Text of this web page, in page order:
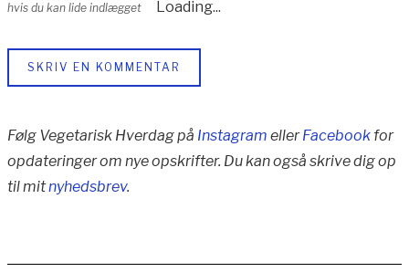
hvis du kan lide indlægget
Loading...
SKRIV EN KOMMENTAR
Følg Vegetarisk Hverdag på Instagram ellerFacebook for
opdateringer om nye opskrifter. Du kan også skrive dig op
til mitnyhedsbrev.